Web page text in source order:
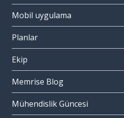
Mobil uygulama
Planlar
Ekip
Memrise Blog
Mühendislik Güncesi